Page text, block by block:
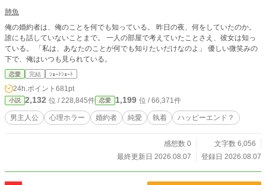
肺魚
俺の婚約者は、俺のことを何でも知っている。 昨日の夜、何をしていたのか。
誰にも話していないことまで。 一人の部屋で考えていたことさえ、彼女は知っ
ている。 「私は、あなたのことが何でも知りたいだけなのよ」 優しい微笑みの
下で、俺はいつも見られている。
恋愛 完結 ｼｮｰﾄｼｮｰﾄ
24h.ポイント 681pt
小説 2,132 位 / 228,845件 恋愛 1,199 位 / 66,371件
男主人公 心理ホラー 婚約者 純愛 執着 ハッピーエンド？
感想数 0
文字数 6,056
最終更新日 2026.08.07
登録日 2026.08.07